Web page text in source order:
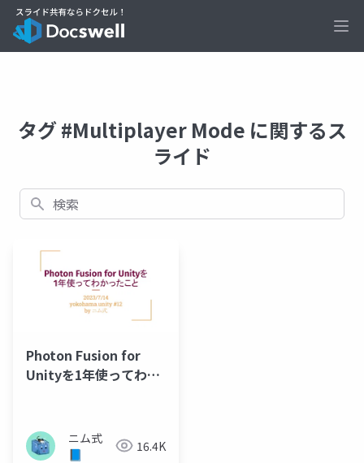
タグ #Multiplayer Mode に関するス
ライド
検索
Photon Fusion for
Unityを1年使ってわか
ニム式
📘
16.4K